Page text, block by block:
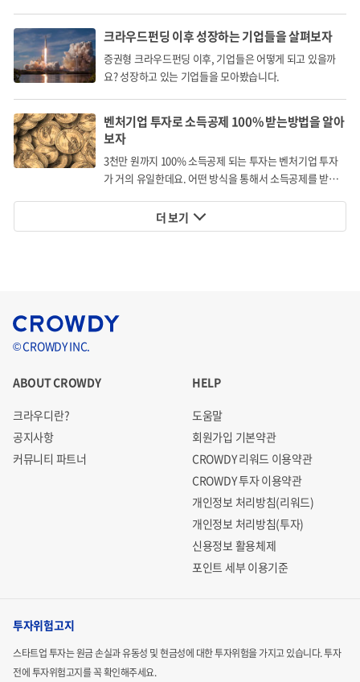
경쟁사 부문
코딩 교육 시장에는 다수의 경쟁사가 존재합니다만, 저희 슈
퍼트랙은 아래와 같이 확보된 경쟁력을 기반으로 코딩 교육
시장에서 사업 확장을 시켜나가겠습니다.
슈퍼트랙의 경쟁력
코딩 교구 자체 개발 및 제작 완료
AWS, IBM, MS, 메이크블록(Makeblock)와 같은 글로벌 기
주요 경쟁사
크라우드펀딩 이후 성장하는 기업들을 살펴보자
증권형 크라우드펀딩 이후, 기업들은 어떻게 되고 있을까
요? 성장하고 있는 기업들을 모아봤습니다.
벤처기업 투자로 소득공제 100% 받는방법을 알아
보자
3천만 원까지 100% 소득공제 되는 투자는 벤처기업 투자
가 거의 유일한데요. 어떤 방식을 통해서 소득공제를 받게
더 보기
© CROWDY INC.
ABOUT CROWDY
크라우디란?
공지사항
커뮤니티 파트너
HELP
도움말
회원가입 기본약관
CROWDY 리워드 이용약관
CROWDY 투자 이용약관
개인정보 처리방침(리워드)
개인정보 처리방침(투자)
신용정보 활용체제
포인트 세부 이용기준
투자위험고지
스타트업 투자는 원금 손실과 유동성 및 현금성에 대한 투자위험을 가지고 있습니다.투자
전에 투자위험고지를 꼭 확인해주세요.